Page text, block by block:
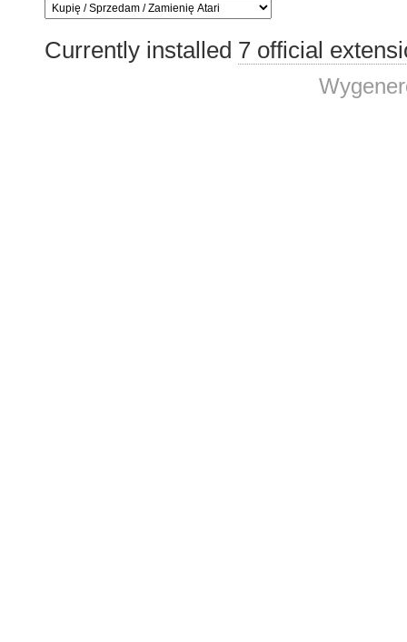
Currently installed 7 official